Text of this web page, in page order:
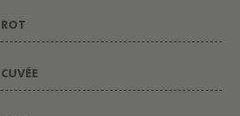
C
E
ROT
CUVÉE